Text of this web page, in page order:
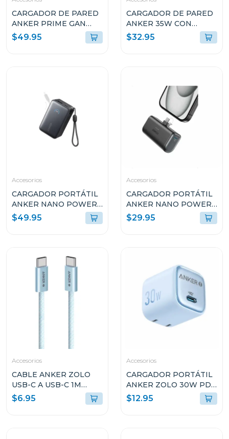
CARGADOR DE PARED
ANKER PRIME GAN
67W CON 3 PUERTOS
USB-C NEGRO A2669113
$49.95
CARGADOR DE PARED
ANKER 35W CON
CABLE USB-C
RETRÁCTIL A2658J11
$32.95
Accesorios
CARGADOR PORTÁTIL
ANKER NANO POWER
BANK 45W 10k USB-C
A1638H11
$49.95
Accesorios
CARGADOR PORTÁTIL
ANKER NANO POWER
BANK 22.5W USB-C
A1653H11
$29.95
Accesorios
CABLE ANKER ZOLO
USB-C A USB-C 1M
240W AZUL A8060H31
$6.95
Accesorios
CARGADOR PORTÁTIL
ANKER ZOLO 30W PD
3.0 CELESTE A2698J31
$12.95